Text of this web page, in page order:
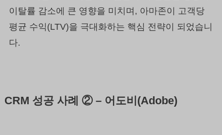
이탈률 감소에 큰 영향을 미치며, 아마존이 고객당
평균 수익(LTV)을 극대화하는 핵심 전략이 되었습니
다.
CRM 성공 사례 ② – 어도비(Adobe)